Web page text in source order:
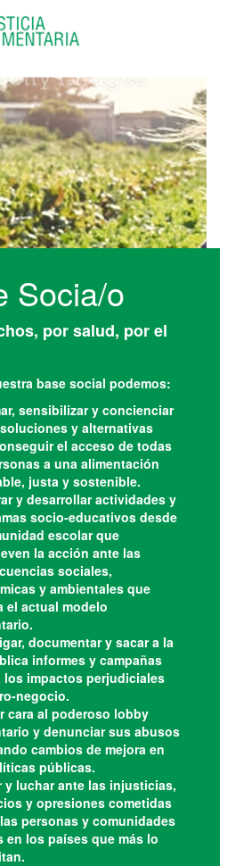
Socia/o
por salud, por el
base social podemos:
sensibilizar y concienciar
y alternativas
el acceso de todas
a una alimentación
justa y sostenible.
y desarrollar actividades y
socio-educativos desde
escolar que
la acción ante las
sociales,
y ambientales que
el actual modelo
documentar y sacar a la
informes y campañas
los impactos perjudiciales
negocio.
cara al poderoso lobby
y denunciar sus abusos
cambios de mejora en
públicas.
y luchar ante las injusticias,
y opresiones cometidas
personas y comunidades
en los países que más lo